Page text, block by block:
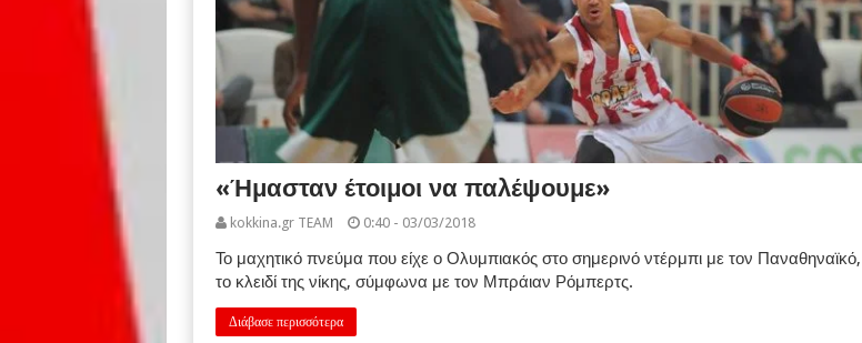
«Ήμασταν έτοιμοι να παλέψουμε»
kokkina.gr TEAM 0:40 - 03/03/2018
Το μαχητικό πνεύμα που είχε ο Ολυμπιακός στο σημερινό ντέρμπι με τον
το κλειδί της νίκης, σύμφωνα με τον Μπράιαν Ρόμπερτς.
Διάβασε περισσότερα